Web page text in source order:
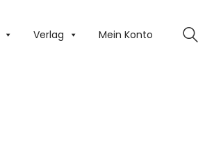
Verlag Mein Konto